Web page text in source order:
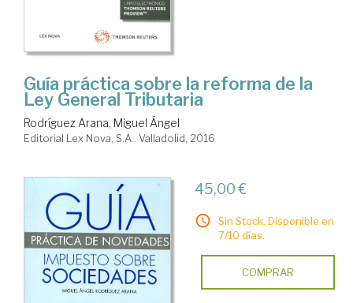
Guía práctica sobre la reforma de la
Ley General Tributaria
Rodríguez Arana, Miguel Ángel
Editorial Lex Nova, S.A.. Valladolid, 2016
45,00 €
Sin Stock. Disponible en
7/10 días.
COMPRAR